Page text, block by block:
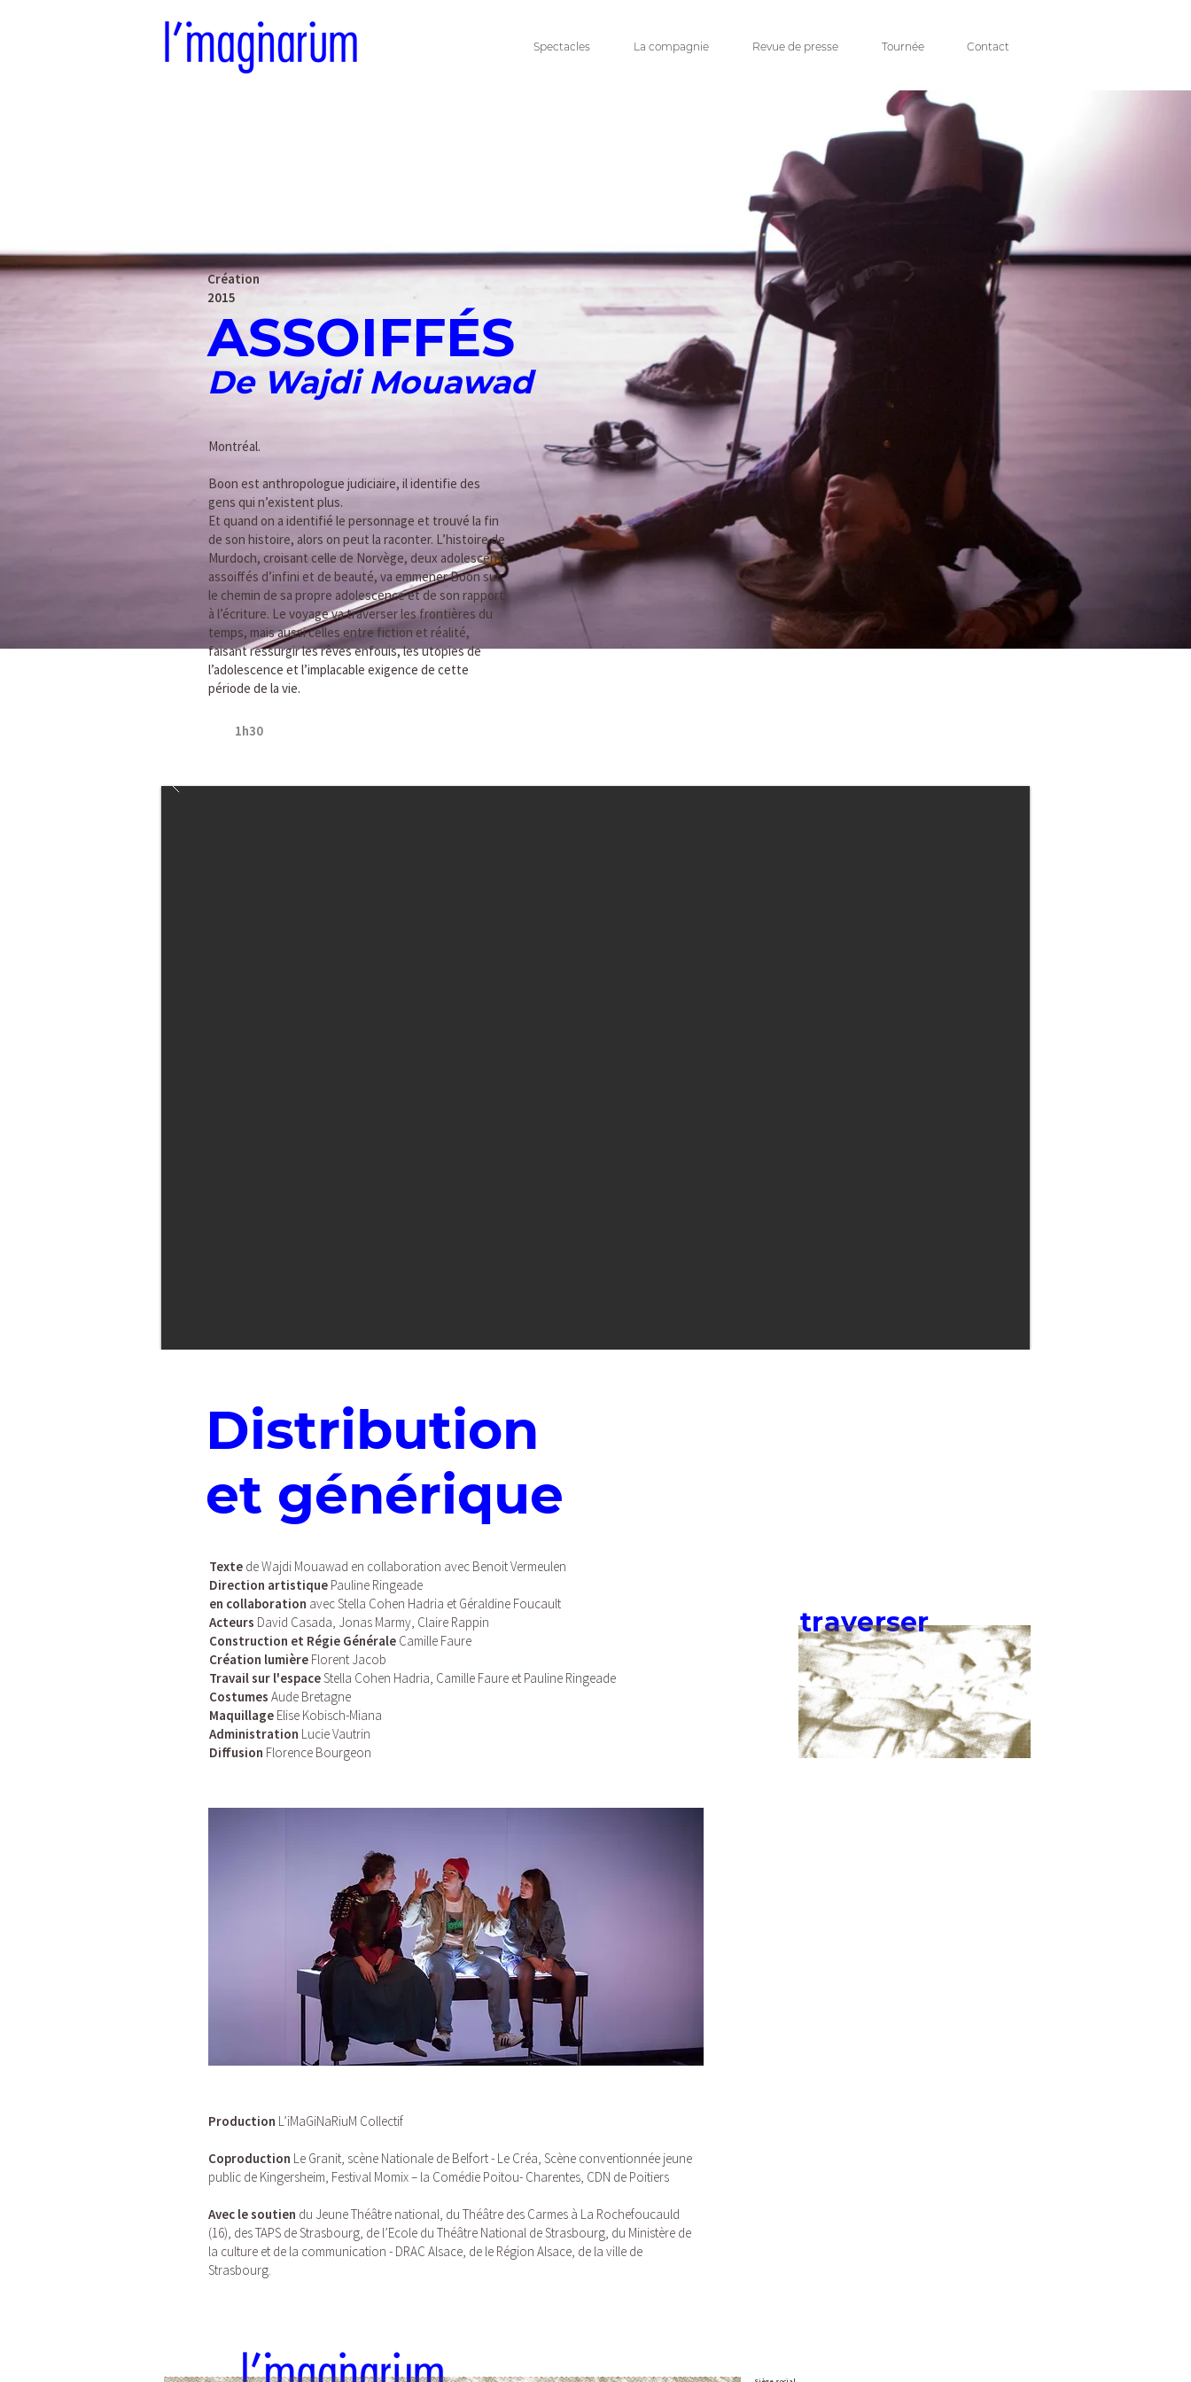
Spectacles La compagnie Revue de presse Tournée Contact
Création
2015
ASSOIFFÉS
De Wajdi Mouawad
Montréal.
Boon est anthropologue judiciaire, il identifie des
gens qui n’existent plus.
Et quand on a identifié le personnage et trouvé la fin
de son histoire, alors on peut la raconter. L’histoire de
Murdoch, croisant celle de Norvège, deux adolescents
assoiffés d’infini et de beauté, va emmener Boon sur
le chemin de sa propre adolescence et de son rapport
à l’écriture. Le voyage va traverser les frontières du
temps, mais aussi celles entre fiction et réalité,
faisant ressurgir les rêves enfouis, les utopies de
l’adolescence et l’implacable exigence de cette
période de la vie.
1h30
Distribution
et générique
Texte de Wajdi Mouawad en collaboration avec Benoit Vermeulen
Direction artistique Pauline Ringeade
en collaboration avec Stella Cohen Hadria et Géraldine Foucault
Acteurs David Casada, Jonas Marmy, Claire Rappin
Construction et Régie Générale Camille Faure
Création lumière Florent Jacob
Travail sur l'espaceStella Cohen Hadria, Camille Faure et Pauline Ringeade
Costumes Aude Bretagne
Maquillage Elise Kobisch-Miana
Administration Lucie Vautrin
Diffusion Florence Bourgeon
traverser
Production L’iMaGiNaRiuM Collectif
Coproduction Le Granit, scène Nationale de Belfort - Le Créa, Scène conventionnée jeune
public de Kingersheim, Festival Momix – la Comédie Poitou- Charentes, CDN de Poitiers
Avec le soutien du Jeune Théâtre national, du Théâtre des Carmes à La Rochefoucauld
(16), des TAPS de Strasbourg, de l’Ecole du Théâtre National de Strasbourg, du Ministère de
la culture et de la communication - DRAC Alsace, de le Région Alsace, de la ville de
Strasbourg.